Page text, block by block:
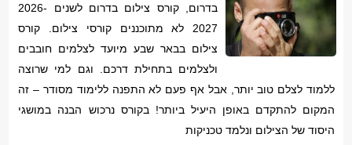
בדרום, קורס צילום בדרום לשנים 2026-
2027 לא מתוכננים קורסי צילום. קורס
צילום בבאר שבע מיועד לצלמים חובבים
ולצלמים בתחילת דרכם. וגם למי שרוצה
ללמוד לצלם טוב יותר, אבל אף פעם לא התפנה ללימוד מסודר – זה
המקום להתקדם באופן היעיל ביותר! בקורס נרכוש הבנה במושגי
היסוד של הצילום ונלמד טכניקות